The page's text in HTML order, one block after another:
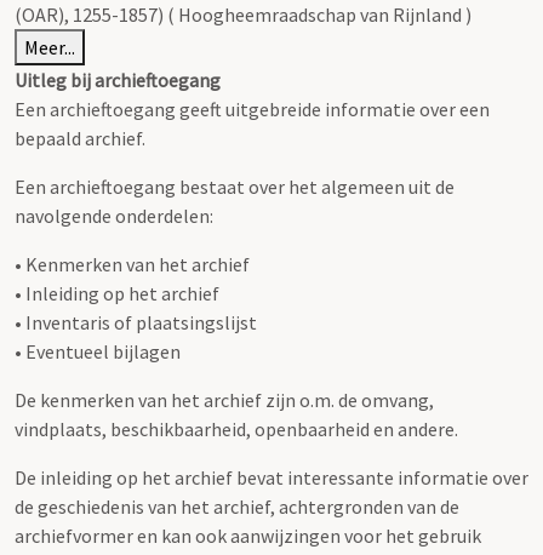
(OAR), 1255-1857) ( Hoogheemraadschap van Rijnland )
Meer...
Uitleg bij archieftoegang
Een archieftoegang geeft uitgebreide informatie over een
bepaald archief.
Een archieftoegang bestaat over het algemeen uit de
navolgende onderdelen:
• Kenmerken van het archief
• Inleiding op het archief
• Inventaris of plaatsingslijst
• Eventueel bijlagen
De kenmerken van het archief zijn o.m. de omvang,
vindplaats, beschikbaarheid, openbaarheid en andere.
De inleiding op het archief bevat interessante informatie over
de geschiedenis van het archief, achtergronden van de
archiefvormer en kan ook aanwijzingen voor het gebruik